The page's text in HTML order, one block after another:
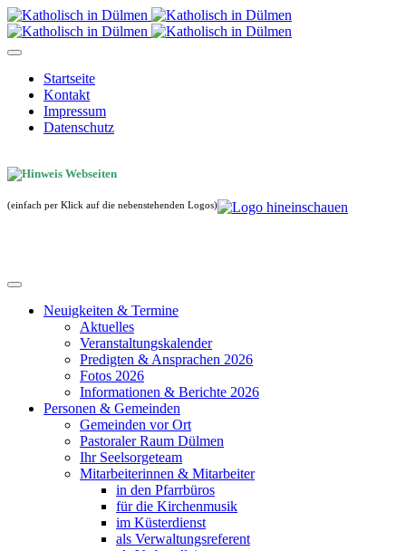
Startseite
Kontakt
Impressum
Datenschutz
(einfach per Klick auf die nebenstehenden Logos)
Neuigkeiten & Termine
Aktuelles
Veranstaltungskalender
Predigten & Ansprachen 2026
Fotos 2026
Informationen & Berichte 2026
Personen & Gemeinden
Gemeinden vor Ort
Pastoraler Raum Dülmen
Ihr Seelsorgeteam
Mitarbeiterinnen & Mitarbeiter
in den Pfarrbüros
für die Kirchenmusik
im Küsterdienst
als Verwaltungsreferent